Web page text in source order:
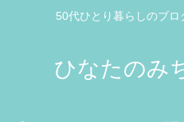
50代ひとり暮らしのブロ
ひなたのみ